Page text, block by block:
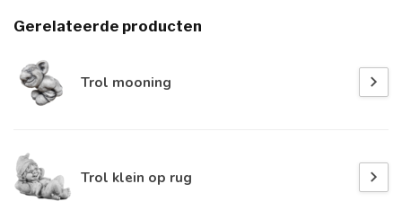
Gerelateerde producten
Trol mooning
Trol klein op rug